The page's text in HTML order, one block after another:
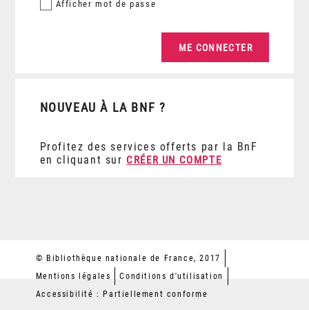
Afficher mot de passe
NOUVEAU À LA BNF ?
Profitez des services offerts par la BnF
en cliquant sur CRÉER UN COMPTE
© Bibliothèque nationale de France, 2017
Mentions légales
Conditions d'utilisation
Accessibilité : Partiellement conforme